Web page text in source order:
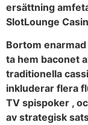
ersättning
SlotLounge
Bortom
ta hem baconet
traditionella
inkluderar flera
TV spispoker ,
av strategisk